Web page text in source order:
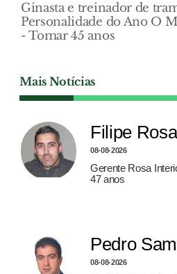
Ginasta e treinador de
Personalidade do Ano O
- Tomar 45 anos
Mais Notícias
Filipe Rosa
08-08-2026
Gerente Rosa
47 anos
Pedro
08-08-2026